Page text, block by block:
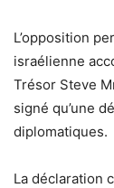
L’opposition
israélienne
Trésor Steve
signé qu’une
diplomatiques.
La déclaration